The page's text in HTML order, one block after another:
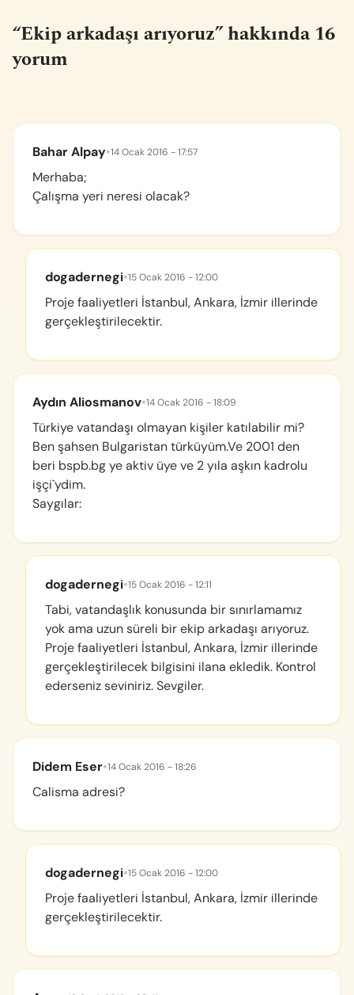
“Ekip arkadaşı arıyoruz” hakkında 16
yorum
Bahar Alpay•14 Ocak 2016 - 17:57
Merhaba;
Çalışma yeri neresi olacak?
dogadernegi•15 Ocak 2016 - 12:00
Proje faaliyetleri İstanbul, Ankara, İzmir illerinde
gerçekleştirilecektir.
Aydın Aliosmanov•14 Ocak 2016 - 18:09
Türkiye vatandaşı olmayan kişiler katılabilir mi?
Ben şahsen Bulgaristan türküyüm.Ve 2001 den
beri bspb.bg ye aktiv üye ve 2 yıla aşkın kadrolu
işçi`ydim.
Saygılar:
dogadernegi•15 Ocak 2016 - 12:11
Tabi, vatandaşlık konusunda bir sınırlamamız
yok ama uzun süreli bir ekip arkadaşı arıyoruz.
Proje faaliyetleri İstanbul, Ankara, İzmir illerinde
gerçekleştirilecek bilgisini ilana ekledik. Kontrol
ederseniz seviniriz. Sevgiler.
Didem Eser•14 Ocak 2016 - 18:26
Calisma adresi?
dogadernegi•15 Ocak 2016 - 12:00
Proje faaliyetleri İstanbul, Ankara, İzmir illerinde
gerçekleştirilecektir.